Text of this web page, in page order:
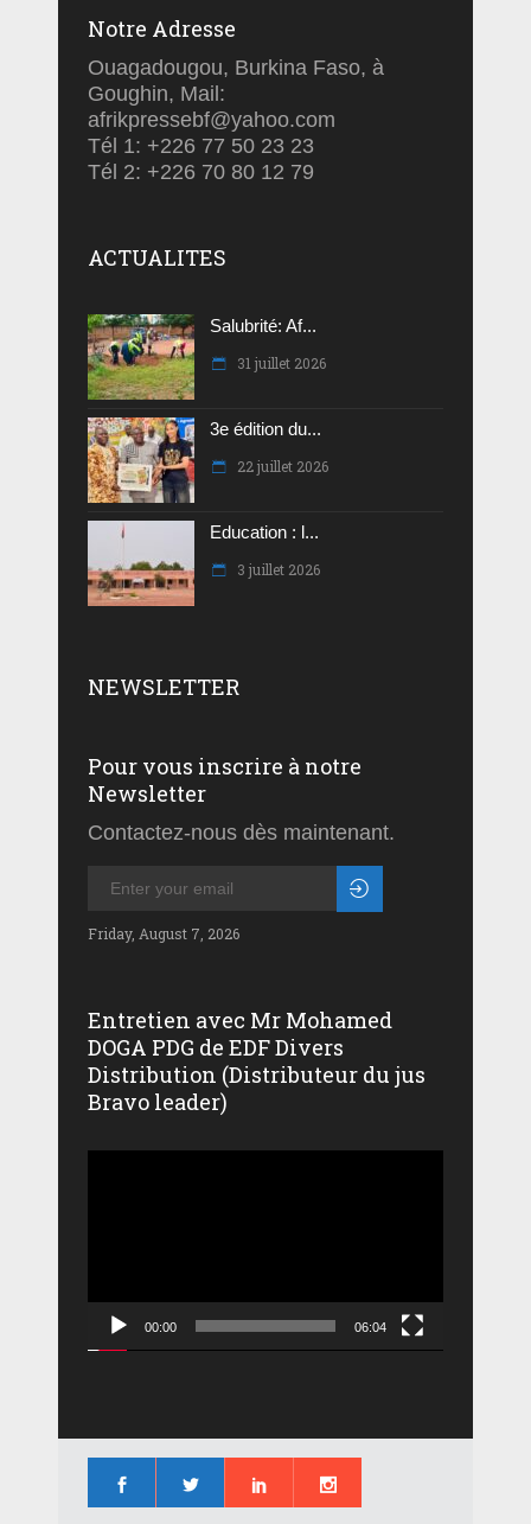
Notre Adresse
Ouagadougou, Burkina Faso, à
Goughin, Mail:
afrikpressebf@yahoo.com
Tél 1: +226 77 50 23 23
Tél 2: +226 70 80 12 79
ACTUALITES
Salubrité: Af...
31 juillet 2026
3e édition du...
22 juillet 2026
Education : l...
3 juillet 2026
NEWSLETTER
Pour vous inscrire à notre
Newsletter
Contactez-nous dès maintenant.
Friday, August 7, 2026
Entretien avec Mr Mohamed
DOGA PDG de EDF Divers
Distribution (Distributeur du jus
Bravo leader)
00:00 06:04